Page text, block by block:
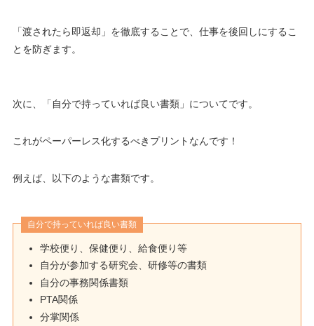
「渡されたら即返却」を徹底することで、仕事を後回しにするこ
とを防ぎます。
次に、「自分で持っていれば良い書類」についてです。
これがペーパーレス化するべきプリントなんです！
例えば、以下のような書類です。
自分で持っていれば良い書類
学校便り、保健便り、給食便り等
自分が参加する研究会、研修等の書類
自分の事務関係書類
PTA関係
分掌関係